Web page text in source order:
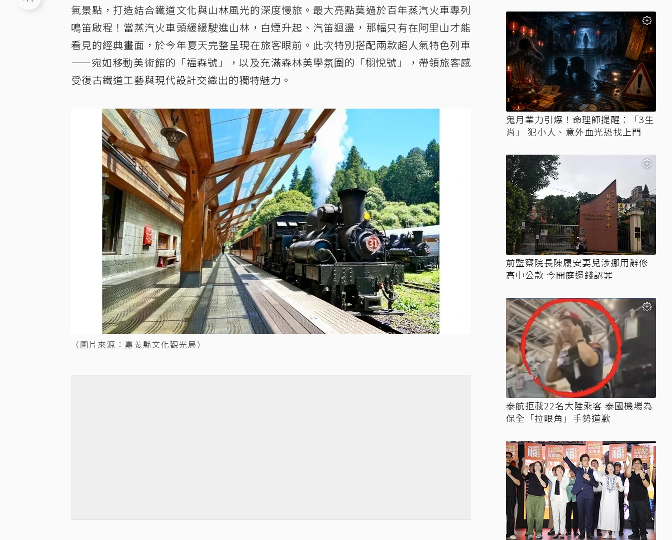
氣景點，打造結合鐵道文化與山林風光的深度慢旅。最大亮點莫過於百年蒸汽火車專列
鳴笛啟程！當蒸汽火車頭緩緩駛進山林，白煙升起、汽笛迴盪，那幅只有在阿里山才能
看見的經典畫面，於今年夏天完整呈現在旅客眼前。此次特別搭配兩款超人氣特色列車
——宛如移動美術館的「福森號」，以及充滿森林美學氛圍的「栩悅號」，帶領旅客感
受復古鐵道工藝與現代設計交織出的獨特魅力。
（圖片來源：嘉義縣文化觀光局）
鬼月業力引爆！命理師提醒：「3生
肖」 犯小人、意外血光恐找上門
前監察院長陳履安妻兒涉挪用辭修
高中公款 今開庭還錢認罪
泰航拒載22名大陸乘客 泰國機場為
保全「拉眼角」手勢道歉